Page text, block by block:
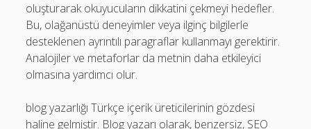
oluşturarak okuyucuların dikkatini çekmeyi hedefler.
Bu, olağanüstü deneyimler veya ilginç bilgilerle
desteklenen ayrıntılı paragraflar kullanmayı gerektirir.
Analojiler ve metaforlar da metnin daha etkileyici
olmasına yardımcı olur.
blog yazarlığı Türkçe içerik üreticilerinin gözdesi
haline gelmiştir. Blog yazarı olarak, benzersiz, SEO